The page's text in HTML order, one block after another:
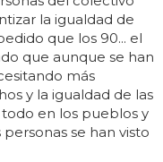
la igualdad de
que los 90... el
que aunque se han
más
y la igualdad de las
todo en los pueblos y
se han visto